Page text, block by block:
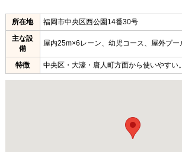
所在地
福岡市中央区西公園14番30号
主な設
備
屋内25m×6レーン、幼児コース、屋外プー
特徴 中央区・大濠・唐人町方面から使いやすい